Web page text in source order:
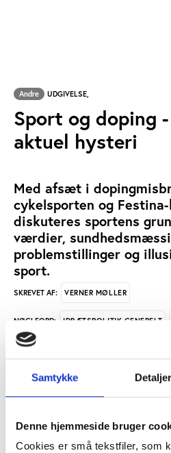
Samtykke Detaljer
Denne hjemmeside bruger
Cookies er små tekstfiler, som
Andre UDGIVELSE,
Sport og doping
aktuel hysteri
Med afsæt i
cykelsporten og
diskuteres sportens
værdier,
problemstillinger og
sport.
SKREVET AF: VERNER MØLLER
NØGLEORD: IDRÆTSPOLITIK GENERELT
ÅBN RAPPORT
ANTAL SIDER: 20